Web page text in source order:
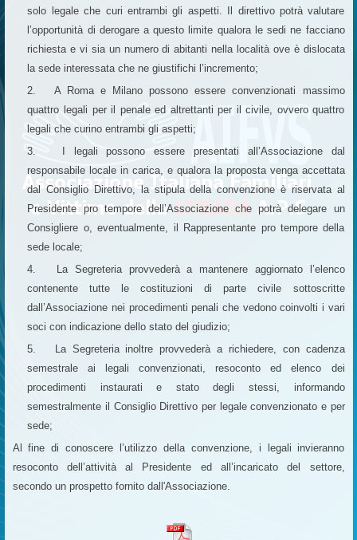
solo legale che curi entrambi gli aspetti. Il direttivo potrà valutare
l’opportunità di derogare a questo limite qualora le sedi ne facciano
richiesta e vi sia un numero di abitanti nella località ove è dislocata
la sede interessata che ne giustifichi l’incremento;
2. A Roma e Milano possono essere convenzionati massimo
quattro legali per il penale ed altrettanti per il civile, ovvero quattro
legali che curino entrambi gli aspetti;
3. I legali possono essere presentati all’Associazione dal
responsabile locale in carica, e qualora la proposta venga accettata
dal Consiglio Direttivo, la stipula della convenzione è riservata al
Presidente pro tempore dell’Associazione che potrà delegare un
Consigliere o, eventualmente, il Rappresentante pro tempore della
sede locale;
4. La Segreteria provvederà a mantenere aggiornato l’elenco
contenente tutte le costituzioni di parte civile sottoscritte
dall’Associazione nei procedimenti penali che vedono coinvolti i vari
soci con indicazione dello stato del giudizio;
5. La Segreteria inoltre provvederà a richiedere, con cadenza
semestrale ai legali convenzionati, resoconto ed elenco dei
procedimenti instaurati e stato degli stessi, informando
semestralmente il Consiglio Direttivo per legale convenzionato e per
sede;
Al fine di conoscere l’utilizzo della convenzione, i legali invieranno
resoconto dell’attività al Presidente ed all’incaricato del settore,
secondo un prospetto fornito dall'Associazione.